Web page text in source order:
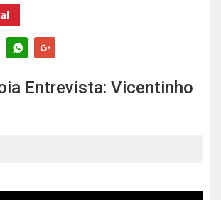
Entrevista: Vicentinho